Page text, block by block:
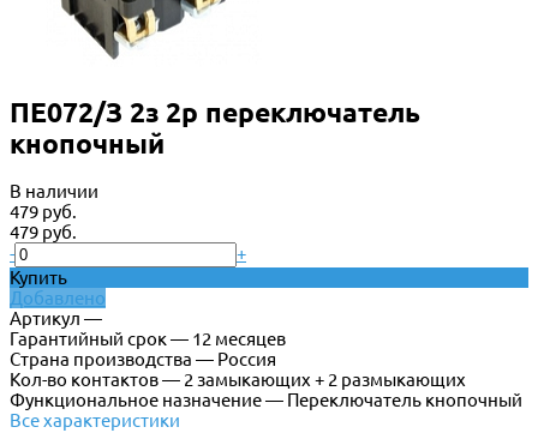
ПЕ072/З 2з 2р переключатель
кнопочный
В наличии
479 руб.
479 руб.
-
+
Купить
Добавлено
Артикул —
Гарантийный срок — 12 месяцев
Страна производства — Россия
Кол-во контактов — 2 замыкающих + 2 размыкающих
Функциональное назначение — Переключатель кнопочный
Все характеристики